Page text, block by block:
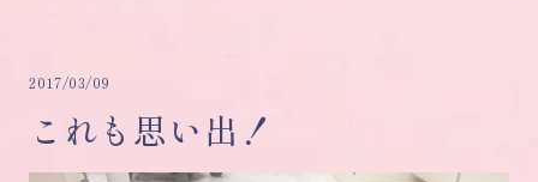
2017/03/09
これも思い出！